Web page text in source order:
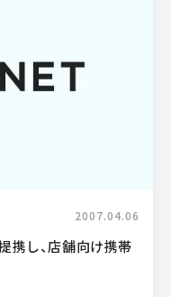
2007.04.06
携し、店舗向け携帯